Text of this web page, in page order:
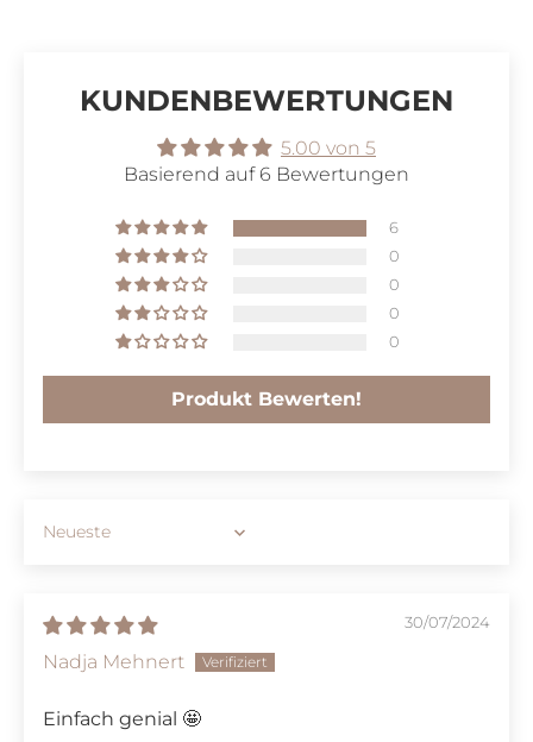
KUNDENBEWERTUNGEN
5.00 von 5
Basierend auf 6 Bewertungen
6
0
0
0
0
Produkt Bewerten!
Sort by
30/07/2024
Nadja Mehnert
Einfach genial 🤩